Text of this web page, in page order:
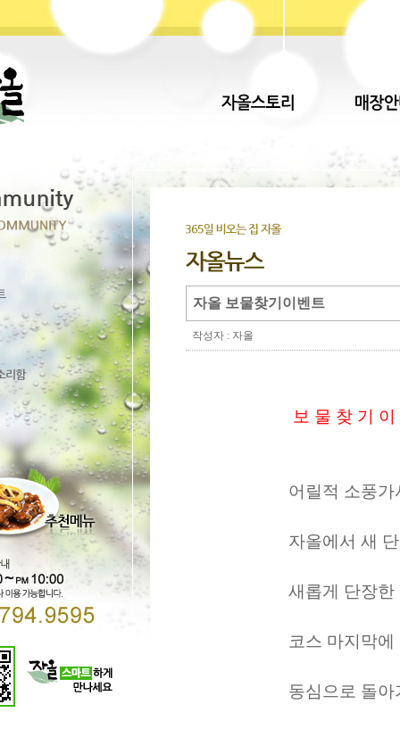
자올 보물찾기이벤트
작성자 : 자올
보 물 찾 기
어릴적 소풍가서 보
자올에서 새 단장및
새롭게 단장한 자올
코스 마지막에 드시
동심으로 돌아가서